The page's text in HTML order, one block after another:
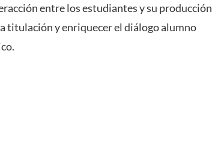
entre los estudiantes y su producción
titulación y enriquecer el diálogo alumno